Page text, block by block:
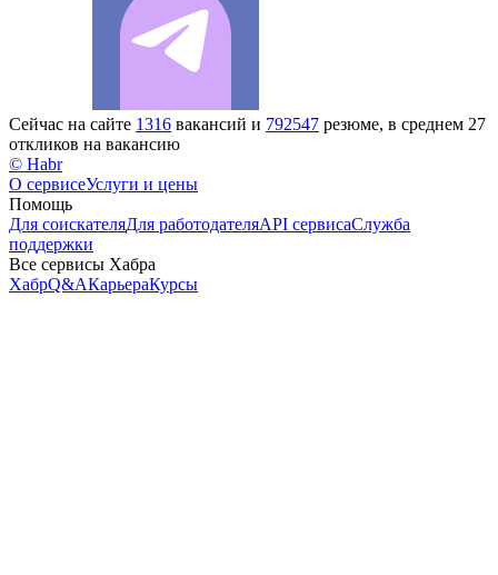
Сейчас на сайте 1316 вакансий и 792547 резюме, в среднем 27
откликов на вакансию
© Habr
О сервисеУслуги и цены
Помощь
Для соискателяДля работодателяAPI сервисаСлужба
поддержки
Все сервисы Хабра
ХабрQ&AКарьераКурсы